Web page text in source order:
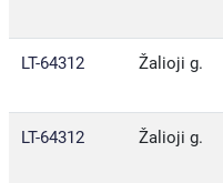
LT-64312 Žalioji g.
LT-64312 Žalioji g.